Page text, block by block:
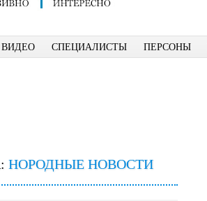
ВИДЕО СПЕЦИАЛИСТЫ ПЕРСОНЫ
НОРОДНЫЕ НОВОСТИ